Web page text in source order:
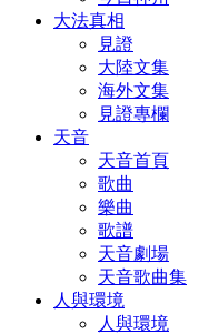
大法真相
見證
大陸文集
海外文集
見證專欄
天音
天音首頁
歌曲
樂曲
歌譜
天音劇場
天音歌曲集
人與環境
人與環境